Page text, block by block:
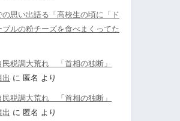
思い出語る「高校生の頃に「ド
ブルの粉チーズを食べまくってた
税調大荒れ 「首相の独断」
出 に 匿名 より
税調大荒れ 「首相の独断」
出 に 匿名 より